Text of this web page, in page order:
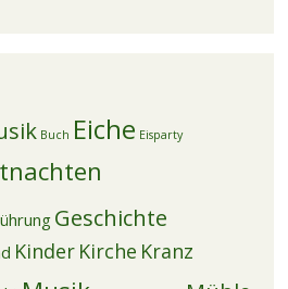
Buch Eiche Eisparty
Geschichte
Kinder Kirche Kranz